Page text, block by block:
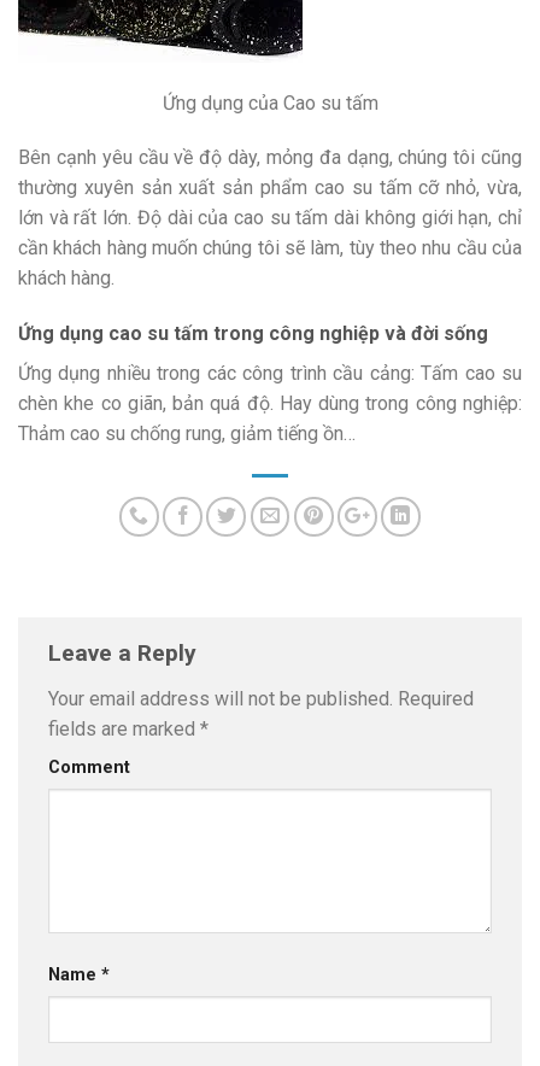
Ứng dụng của Cao su tấm
Bên cạnh yêu cầu về độ dày, mỏng đa dạng, chúng tôi cũng
thường xuyên sản xuất sản phẩm cao su tấm cỡ nhỏ, vừa,
lớn và rất lớn. Độ dài của cao su tấm dài không giới hạn, chỉ
cần khách hàng muốn chúng tôi sẽ làm, tùy theo nhu cầu của
khách hàng.
Ứng dụng cao su tấm trong công nghiệp và đời sống
Ứng dụng nhiều trong các công trình cầu cảng: Tấm cao su
chèn khe co giãn, bản quá độ. Hay dùng trong công nghiệp:
Thảm cao su chống rung, giảm tiếng ồn…
Leave a Reply
Your email address will not be published. Required
fields are marked *
Comment
Name *